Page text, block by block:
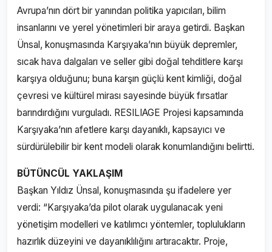
Avrupa’nın dört bir yanından politika yapıcıları, bilim
insanlarını ve yerel yönetimleri bir araya getirdi. Başkan
Ünsal, konuşmasında Karşıyaka’nın büyük depremler,
sıcak hava dalgaları ve seller gibi doğal tehditlere karşı
karşıya olduğunu; buna karşın güçlü kent kimliği, doğal
çevresi ve kültürel mirası sayesinde büyük fırsatlar
barındırdığını vurguladı. RESILIAGE Projesi kapsamında
Karşıyaka’nın afetlere karşı dayanıklı, kapsayıcı ve
sürdürülebilir bir kent modeli olarak konumlandığını belirtti.
BÜTÜNCÜL YAKLAŞIM
Başkan Yıldız Ünsal, konuşmasında şu ifadelere yer
verdi: “Karşıyaka’da pilot olarak uygulanacak yeni
yönetişim modelleri ve katılımcı yöntemler, toplulukların
hazırlık düzeyini ve dayanıklılığını artıracaktır. Proje,